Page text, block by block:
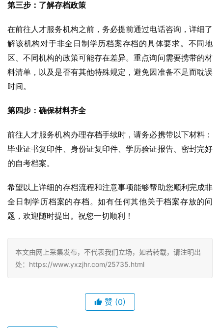
第三步：了解存档政策
在前往人才服务机构之前，务必提前通过电话咨询，详细了
解该机构对于非全日制学历档案存档的具体要求。不同地
区、不同机构的政策可能存在差异。重点询问需要携带的材
料清单，以及是否有其他特殊规定，避免因准备不足而耽误
时间。
第四步：确保材料齐全
前往人才服务机构办理存档手续时，请务必携带以下材料：
毕业证书复印件、身份证复印件、学历验证报告、密封完好
的自考档案。
希望以上详细的存档流程和注意事项能够帮助您顺利完成非
全日制学历档案的存档。如有任何其他关于档案存放的问
题，欢迎随时提出。祝您一切顺利！
本文由网上采集发布，不代表我们立场，如若转载，请注明出
处：https://www.yxzjhr.com/25735.html
赞 (0)